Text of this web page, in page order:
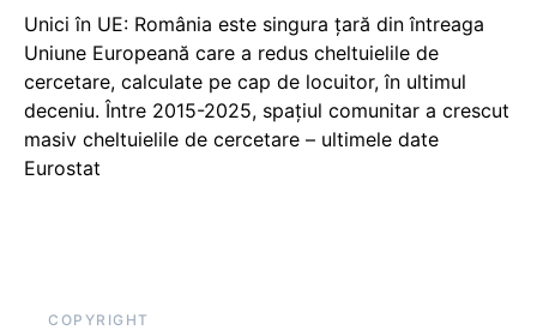
Unici în UE: România este singura țară din întreaga
Uniune Europeană care a redus cheltuielile de
cercetare, calculate pe cap de locuitor, în ultimul
deceniu. Între 2015-2025, spațiul comunitar a crescut
masiv cheltuielile de cercetare – ultimele date
Eurostat
COPYRIGHT